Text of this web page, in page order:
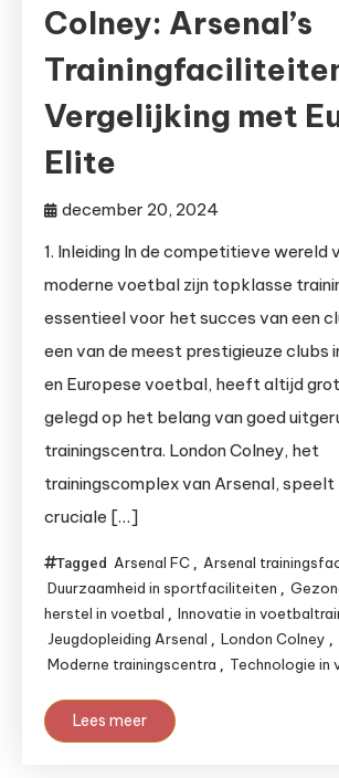
Colney: Arsenal’s
Vergelijking met
Elite
december 20, 2024
1. Inleiding In de competitieve wereld
moderne voetbal zijn topklasse
essentieel voor het succes van een
een van de meest prestigieuze clubs
en Europese voetbal, heeft altijd
gelegd op het belang van goed
trainingscentra. London Colney, het
trainingscomplex van Arsenal, speelt
cruciale […]
Tagged Arsenal FC , Arsenal
Duurzaamheid in sportfaciliteiten ,
herstel in voetbal , Innovatie in
Jeugdopleiding Arsenal , London Colney ,
Moderne trainingscentra , Technologie in
Lees meer